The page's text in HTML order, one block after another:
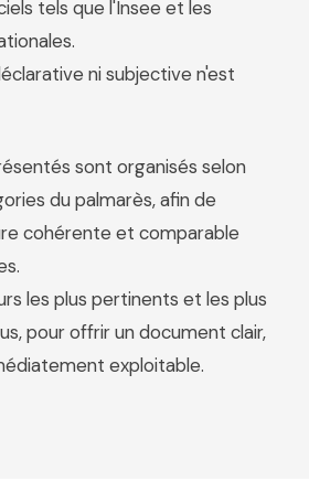
tels que l'Insee et les
ni subjective n'est
sont organisés selon
du palmarès, afin de
cohérente et comparable
les plus pertinents et les plus
pour offrir un document clair,
exploitable.